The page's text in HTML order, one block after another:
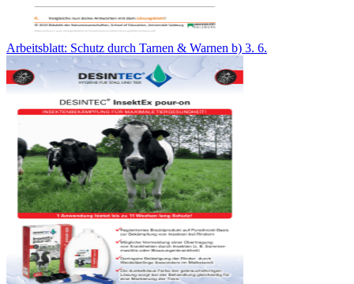
Arbeitsblatt: Schutz durch Tarnen & Warnen b) 3. 6.